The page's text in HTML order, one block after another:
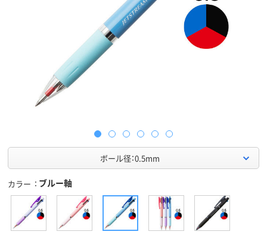
ボール径：0.5mm
カラー ブルー軸